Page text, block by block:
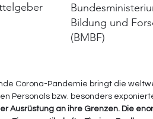
Bildung und
(BMBF)
Corona-Pandemie bringt die
Personals bzw. besonders
Ausrüstung an ihre Grenzen. Die